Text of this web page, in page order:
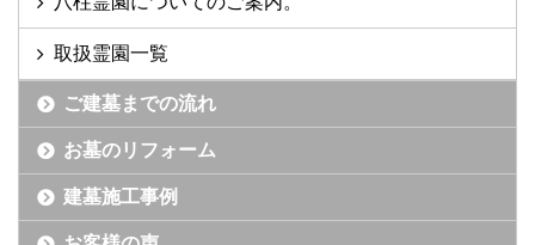
取扱霊園一覧
ご建墓までの流れ
お墓のリフォーム
建墓施工事例